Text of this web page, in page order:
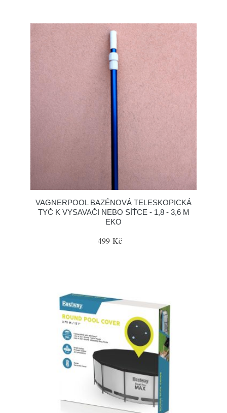
VAGNERPOOL BAZÉNOVÁ TELESKOPICKÁ
TYČ K VYSAVAČI NEBO SÍŤCE - 1,8 - 3,6 M
EKO
499 Kč